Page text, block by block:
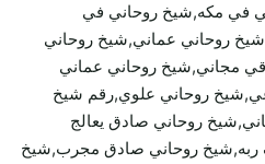
في مكه,شيخ روحاني في
روحاني عماني,شيخ روحاني
مجاني,شيخ روحاني عماني
روحاني علوي,رقم شيخ
روحاني صادق يعالج
ربه,شيخ روحاني صادق مجرب,شيخ